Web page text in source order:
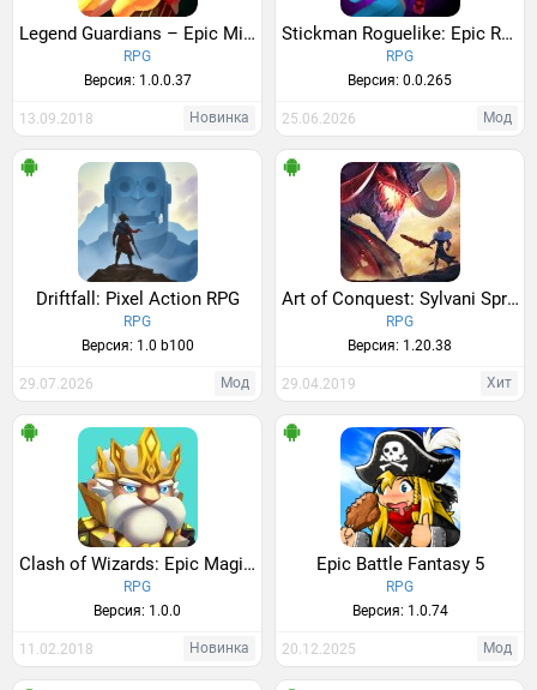
Legend Guardians – Epic Mighty Heroes: Action RPG
RPG
Версия: 1.0.0.37
13.09.2018 Новинка
Stickman Roguelike: Epic RPG
RPG
Версия: 0.0.265
25.06.2026 Мод
Driftfall: Pixel Action RPG
RPG
Версия: 1.0 b100
29.07.2026 Мод
Art of Conquest: Sylvani Spring
RPG
Версия: 1.20.38
29.04.2019 Хит
Clash of Wizards: Epic Magic Duel
RPG
Версия: 1.0.0
11.02.2018 Новинка
Epic Battle Fantasy 5
RPG
Версия: 1.0.74
20.12.2025 Мод